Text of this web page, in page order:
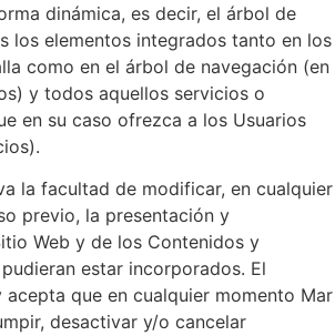
dinámica, es decir, el árbol de
los elementos integrados tanto en los
como en el árbol de navegación (en
y todos aquellos servicios o
en su caso ofrezca a los Usuarios
la facultad de modificar, en cualquier
previo, la presentación y
Web y de los Contenidos y
estar incorporados. El
acepta que en cualquier momento Mar
desactivar y/o cancelar